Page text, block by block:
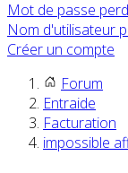
Mot de passe
Nom d'utilisateur
Créer un compte
Forum
Entraide
Facturation
impossible